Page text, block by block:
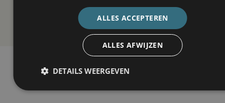
ALLES ACCEPTEREN
ALLES AFWIJZEN
DETAILS WEERGEVEN